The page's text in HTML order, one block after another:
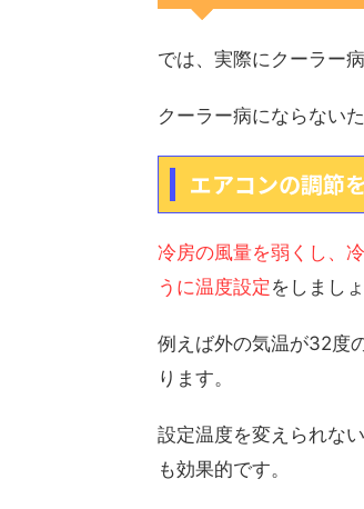
では、実際にクーラー
クーラー病にならない
エアコンの調節
冷房の風量を弱くし、
うに温度設定 をしましょ
例えば外の気温が32度
ります。
設定温度を変えられな
も効果的です。